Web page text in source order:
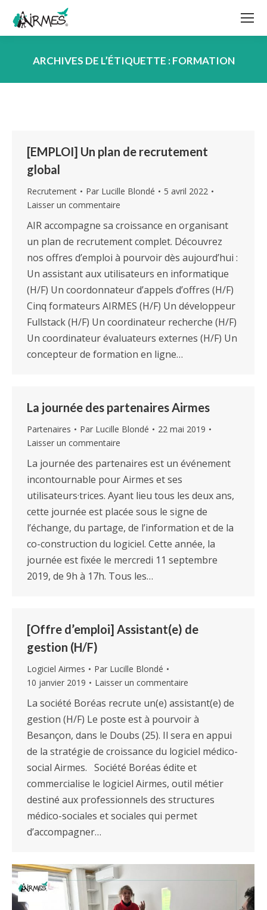
ARCHIVES DE L’ÉTIQUETTE :FORMATION
[EMPLOI] Un plan de recrutement
global
Recrutement Par Lucille Blondé
5 avril 2022
Laisser un commentaire
AIR accompagne sa croissance en organisant
un plan de recrutement complet. Découvrez
nos offres d’emploi à pourvoir dès aujourd’hui :
Un assistant aux utilisateurs en informatique
(H/F) Un coordonnateur d’appels d’offres (H/F)
Cinq formateurs AIRMES (H/F) Un développeur
Fullstack (H/F) Un coordinateur recherche (H/F)
Un coordinateur évaluateurs externes (H/F) Un
concepteur de formation en ligne…
La journée des partenaires Airmes
Partenaires Par Lucille Blondé
22 mai 2019
Laisser un commentaire
La journée des partenaires est un événement
incontournable pour Airmes et ses
utilisateurs·trices. Ayant lieu tous les deux ans,
cette journée est placée sous le signe de
l’échange, du partage, de l’information et de la
co-construction du logiciel. Cette année, la
journée est fixée le mercredi 11 septembre
2019, de 9h à 17h. Tous les…
[Offre d’emploi] Assistant(e) de
gestion (H/F)
Logiciel Airmes Par Lucille Blondé
10 janvier 2019
Laisser un commentaire
La société Boréas recrute un(e) assistant(e) de
gestion (H/F) Le poste est à pourvoir à
Besançon, dans le Doubs (25). Il sera en appui
de la stratégie de croissance du logiciel médico-
social Airmes. Société Boréas édite et
commercialise le logiciel Airmes, outil métier
destiné aux professionnels des structures
médico-sociales et sociales qui permet
d’accompagner…